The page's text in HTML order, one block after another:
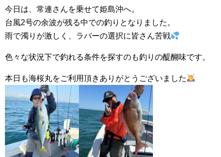
今日は、常連さんを乗せて姫島沖へ。
台風2号の余波が残る中での釣りとなりました。
雨で濁りが激しく、ラバーの選択に皆さん苦戦
色々な状況下で釣れる条件を探すのも釣りの醍醐味です。
本日も海桜丸をご利用頂きありがとうございました